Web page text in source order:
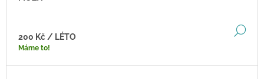
200 Kč / LÉTO
Máme to!